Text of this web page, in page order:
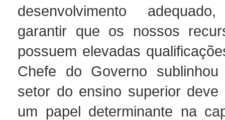
desenvolvimento
garantir que os nossos
possuem elevadas
Chefe do Governo
setor do ensino superior deve
um papel determinante na